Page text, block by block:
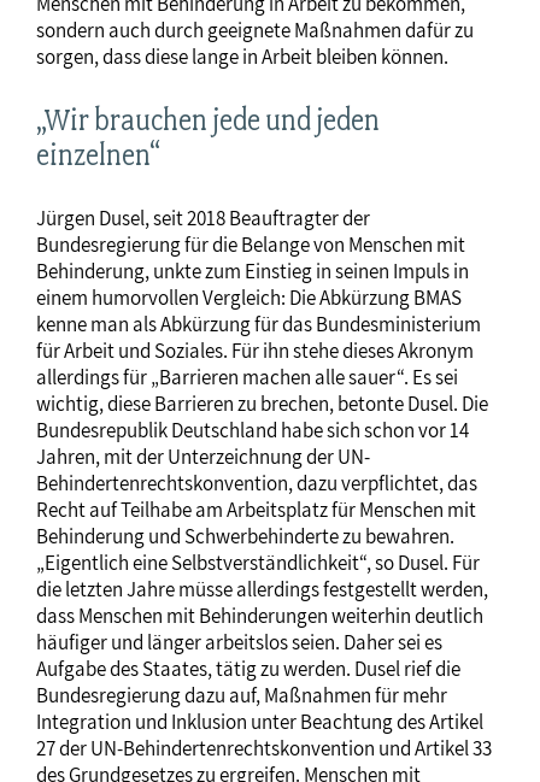
sondern auch durch geeignete Maßnahmen dafür zu
sorgen, dass diese lange in Arbeit bleiben können.
„Wir brauchen jede und jeden
einzelnen“
Jürgen Dusel, seit 2018 Beauftragter der
Bundesregierung für die Belange von Menschen mit
Behinderung, unkte zum Einstieg in seinen Impuls in
einem humorvollen Vergleich: Die Abkürzung BMAS
kenne man als Abkürzung für das Bundesministerium
für Arbeit und Soziales. Für ihn stehe dieses Akronym
allerdings für „Barrieren machen alle sauer“. Es sei
wichtig, diese Barrieren zu brechen, betonte Dusel. Die
Bundesrepublik Deutschland habe sich schon vor 14
Jahren, mit der Unterzeichnung der UN-
Behindertenrechtskonvention, dazu verpflichtet, das
Recht auf Teilhabe am Arbeitsplatz für Menschen mit
Behinderung und Schwerbehinderte zu bewahren.
„Eigentlich eine Selbstverständlichkeit“, so Dusel. Für
die letzten Jahre müsse allerdings festgestellt werden,
dass Menschen mit Behinderungen weiterhin deutlich
häufiger und länger arbeitslos seien. Daher sei es
Aufgabe des Staates, tätig zu werden. Dusel rief die
Bundesregierung dazu auf, Maßnahmen für mehr
Integration und Inklusion unter Beachtung des Artikel
27 der UN-Behindertenrechtskonvention und Artikel 33
des Grundgesetzes zu ergreifen. Menschen mit